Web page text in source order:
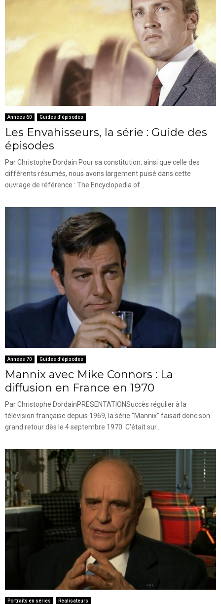
Années 60 Guides d'épisodes
Les Envahisseurs, la série : Guide des
épisodes
Par Christophe Dordain Pour sa constitution, ainsi que celle des
différents résumés, nous avons largement puisé dans cette
ouvrage de référence : The Encyclopedia of...
Années 70 Guides d'épisodes
Mannix avec Mike Connors : La
diffusion en France en 1970
Par Christophe DordainPRESENTATIONSuccès régulier à la
télévision française depuis 1969, la série "Mannix" faisait donc son
grand retour dès le 4 septembre 1970. C'était sur...
Portraits en séries Réalisateurs